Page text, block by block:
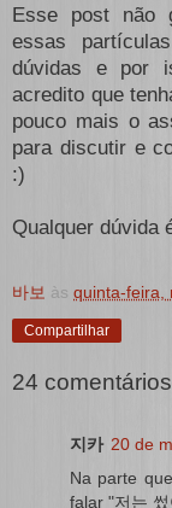
Esse post não
essas
dúvidas e por
acredito que
pouco mais o
para discutir e
:)
Qualquer dúvida
바보 às quinta-feira,
Compartilhar
24
지카 20 de
Na parte
falar "저는